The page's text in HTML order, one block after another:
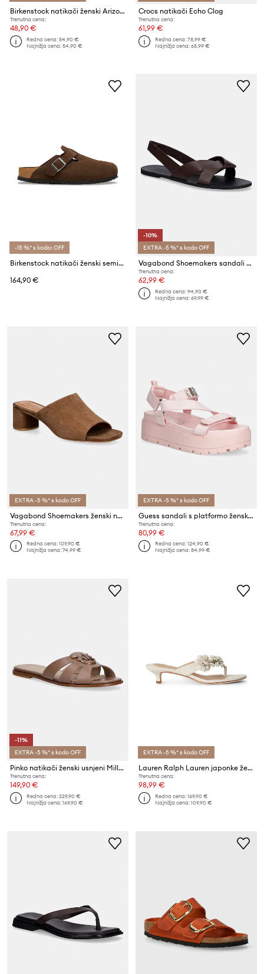
Birkenstock natikači ženski Arizona Essentials EVA
Trenutna cena:
48,90 €
Redna cena:54,90 €
Najnižja cena:54,90 €
Crocs natikači Echo Clog
Trenutna cena:
61,99 €
Redna cena:78,99 €
Najnižja cena:65,99 €
-15 %* s kodo: OFF
Birkenstock natikači ženski semiš Boston SFB LEVE
164,90 €
-10%
EXTRA -5 %* s kodo OFF
Vagabond Shoemakers sandali z odprto peto ženski usnjeni TIA 2.0
Trenutna cena:
62,99 €
Redna cena:94,90 €
Najnižja cena:69,99 €
EXTRA -5 %* s kodo OFF
Vagabond Shoemakers ženski natikači s polno peto (blok) semiš PIPER
Trenutna cena:
67,99 €
Redna cena:109,90 €
Najnižja cena:74,99 €
EXTRA -5 %* s kodo OFF
Guess sandali s platformo ženski FETTA
Trenutna cena:
80,99 €
Redna cena:124,90 €
Najnižja cena:84,99 €
-11%
EXTRA -5 %* s kodo OFF
Pinko natikači ženski usnjeni Milly 04
Trenutna cena:
149,90 €
Redna cena:229,90 €
Najnižja cena:169,90 €
EXTRA -5 %* s kodo OFF
Lauren Ralph Lauren japonke ženske usnjene Frncsa Flwr
Trenutna cena:
98,99 €
Redna cena:169,90 €
Najnižja cena:109,90 €